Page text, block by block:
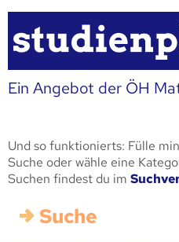
Ein Angebot der ÖH
Und so funktionierts: Fülle
Suche oder wähle eine
Suchen findest du im
Suche